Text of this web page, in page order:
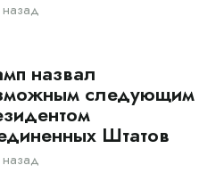
назад
назвал
следующим
Штатов
назад